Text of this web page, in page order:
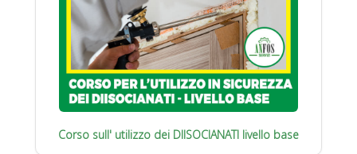
Corso sull' utilizzo dei DIISOCIANATI livello base